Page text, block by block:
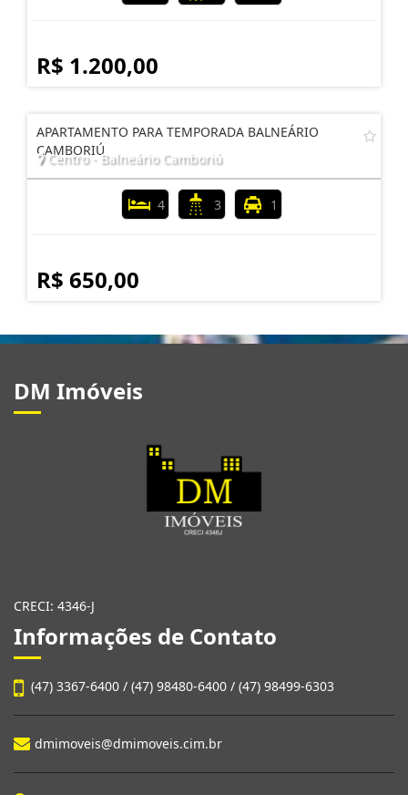
R$ 1.200,00
APARTAMENTO PARA TEMPORADA BALNEÁRIO
CAMBORIÚ
Centro - Balneário Camboriú
4 3 1
R$ 650,00
DM Imóveis
CRECI: 4346-J
Informações de Contato
(47) 3367-6400 / (47) 98480-6400 / (47) 98499-6303
dmimoveis@dmimoveis.cim.br